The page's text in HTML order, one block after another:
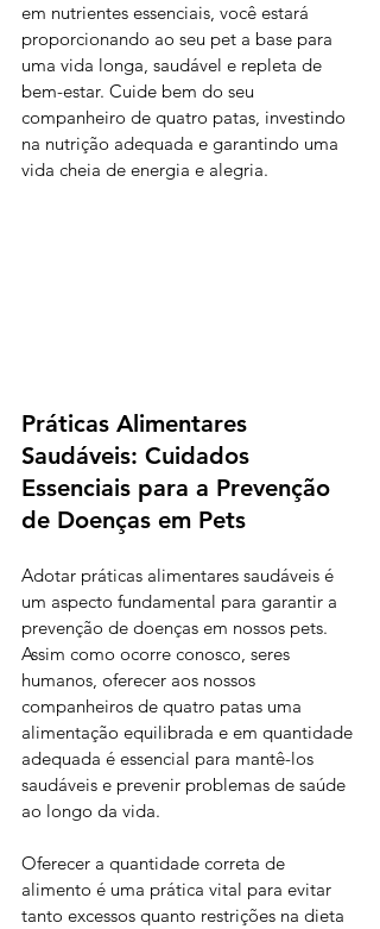
em nutrientes essenciais, você estará
proporcionando ao seu pet a base para
uma vida longa, saudável e repleta de
bem-estar. Cuide bem do seu
companheiro de quatro patas, investindo
na nutrição adequada e garantindo uma
vida cheia de energia e alegria.
Práticas Alimentares
Saudáveis: Cuidados
Essenciais para a Prevenção
de Doenças em Pets
Adotar práticas alimentares saudáveis é
um aspecto fundamental para garantir a
prevenção de doenças em nossos pets.
Assim como ocorre conosco, seres
humanos, oferecer aos nossos
companheiros de quatro patas uma
alimentação equilibrada e em quantidade
adequada é essencial para mantê-los
saudáveis e prevenir problemas de saúde
ao longo da vida.
Oferecer a quantidade correta de
alimento é uma prática vital para evitar
tanto excessos quanto restrições na dieta